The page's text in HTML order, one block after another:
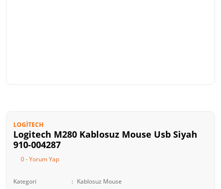
LOGITECH
Logitech M280 Kablosuz Mouse Usb Siyah
910-004287
0 - Yorum Yap
Kategori
Kablosuz Mouse